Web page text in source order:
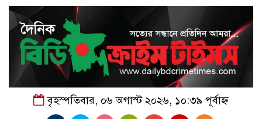
বৃহস্পতিবার, ০৬ অগাস্ট ২০২৬, ১০:৩৯ পূর্বাহ্ন